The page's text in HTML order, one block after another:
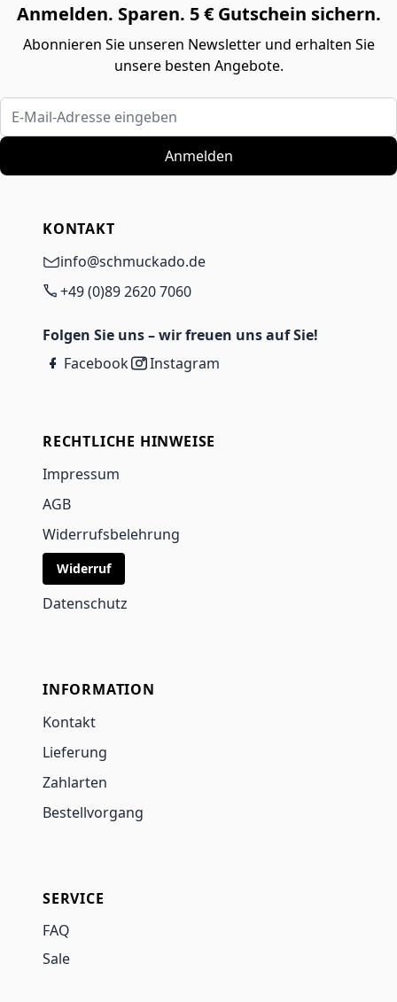
Anmelden. Sparen. 5 € Gutschein sichern.
Abonnieren Sie unseren Newsletter und erhalten Sie
unsere besten Angebote.
E-Mail-Adresse eingeben
Anmelden
KONTAKT
info@schmuckado.de
+49 (0)89 2620 7060
Folgen Sie uns – wir freuen uns auf Sie!
Facebook
Instagram
RECHTLICHE HINWEISE
Impressum
AGB
Widerrufsbelehrung
Widerruf
Datenschutz
INFORMATION
Kontakt
Lieferung
Zahlarten
Bestellvorgang
SERVICE
FAQ
Sale